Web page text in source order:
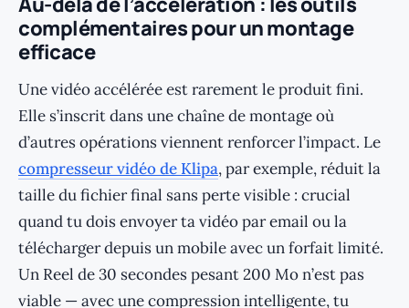
complémentaires pour un montage
efficace
Une vidéo accélérée est rarement le produit fini.
Elle s’inscrit dans une chaîne de montage où
d’autres opérations viennent renforcer l’impact. Le
compresseur vidéo de Klipa, par exemple, réduit la
taille du fichier final sans perte visible : crucial
quand tu dois envoyer ta vidéo par email ou la
télécharger depuis un mobile avec un forfait limité.
Un Reel de 30 secondes pesant 200 Mo n’est pas
viable — avec une compression intelligente, tu